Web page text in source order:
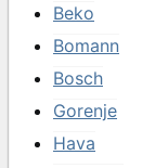
Beko
Bomann
Bosch
Gorenje
Hava